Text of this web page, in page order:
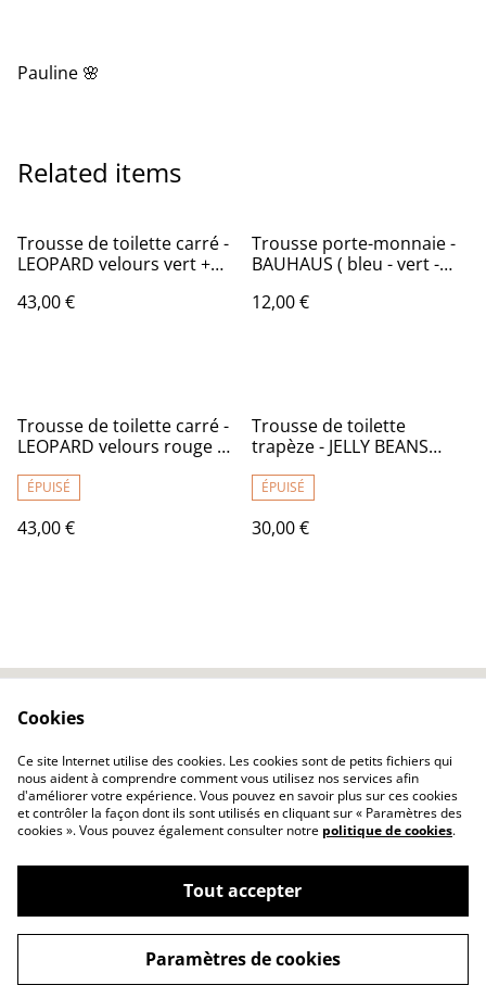
Pauline 🌸
Related items
Trousse de toilette carré -
LEOPARD velours vert +
imperméable
43,00 €
Trousse porte-monnaie -
BAUHAUS ( bleu - vert -
12,00 €
Trousse de toilette carré -
LEOPARD velours rouge +
imperméable
ÉPUISÉ
43,00 €
Trousse de toilette
trapèze - JELLY BEANS
imperméable
ÉPUISÉ
30,00 €
Politique de
confidentialité
Politique de cookies
©2026Poëco
powered by
Cookies
Ce site Internet utilise des cookies. Les cookies sont de petits fichiers qui
nous aident à comprendre comment vous utilisez nos services afin
d'améliorer votre expérience. Vous pouvez en savoir plus sur ces cookies
et contrôler la façon dont ils sont utilisés en cliquant sur « Paramètres des
cookies ». Vous pouvez également consulter notre politique de cookies.
Tout accepter
Paramètres de cookies